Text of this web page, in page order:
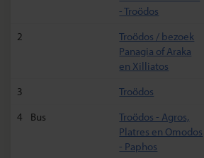
- Troödos
2
Troödos / bezoek
Panagia of Araka
en Xilliatos
3 Troödos
4
Bus
Troödos - Agros,
Platres en Omodos
- Paphos